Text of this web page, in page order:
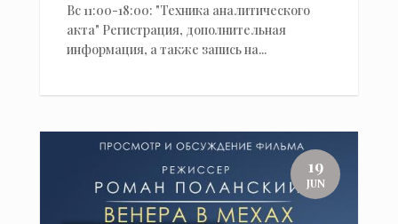
Вс 11:00-18:00: "Техника аналитического
акта" Регистрация, дополнительная
информация, а также запись на...
19
JUN